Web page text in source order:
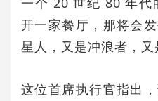
开一家餐厅，那将会
星人，又是冲浪者，又
这位首席执行官指出